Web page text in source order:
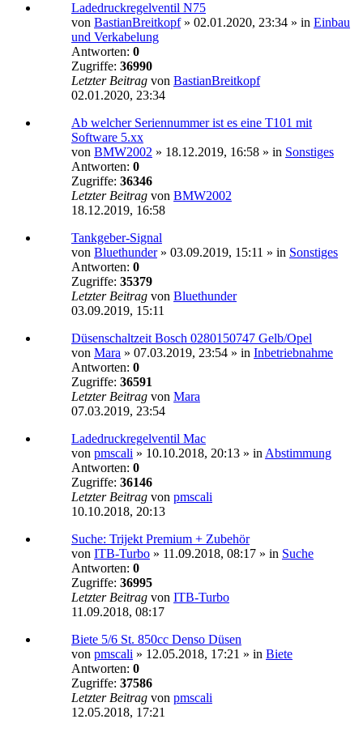
Ladedruckregelventil N75
von BastianBreitkopf» 02.01.2020, 23:34 » in Einbau
und Verkabelung
Antworten: 0
Zugriffe: 36990
Letzter Beitrag von BastianBreitkopf
02.01.2020, 23:34
Ab welcher Seriennummer ist es eine T101 mit
Software 5.xx
von BMW2002 » 18.12.2019, 16:58 » in Sonstiges
Antworten: 0
Zugriffe: 36346
Letzter Beitrag von BMW2002
18.12.2019, 16:58
Tankgeber-Signal
von Bluethunder» 03.09.2019, 15:11 » in Sonstiges
Antworten: 0
Zugriffe: 35379
Letzter Beitrag von Bluethunder
03.09.2019, 15:11
Düsenschaltzeit Bosch 0280150747 Gelb/Opel
von Mara » 07.03.2019, 23:54 » in Inbetriebnahme
Antworten: 0
Zugriffe: 36591
Letzter Beitrag von Mara
07.03.2019, 23:54
Ladedruckregelventil Mac
von pmscali » 10.10.2018, 20:13 » in Abstimmung
Antworten: 0
Zugriffe: 36146
Letzter Beitrag von pmscali
10.10.2018, 20:13
Suche: Trijekt Premium + Zubehör
von ITB-Turbo » 11.09.2018, 08:17 » in Suche
Antworten: 0
Zugriffe: 36995
Letzter Beitrag von ITB-Turbo
11.09.2018, 08:17
Biete 5/6 St. 850cc Denso Düsen
von pmscali » 12.05.2018, 17:21 » in Biete
Antworten: 0
Zugriffe: 37586
Letzter Beitrag von pmscali
12.05.2018, 17:21